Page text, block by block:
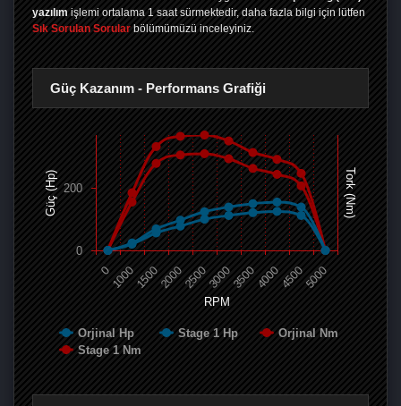
yazılım işlemi ortalama 1 saat sürmektedir, daha fazla bilgi için lütfen
Sık Sorulan Sorular bölümümüzü inceleyiniz.
Güç Kazanım - Performans Grafiği
RPM
Güç (Hp) Tork (Nm)
Orjinal Hp Stage 1 Hp
Orjinal Nm
Stage 1 Nm
0 100015002000250030003500400045005000
0
200